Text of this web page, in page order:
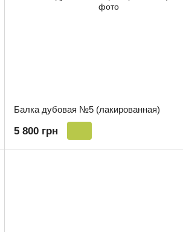
Балка дубовая №5 (лакированная)
5 800 грн